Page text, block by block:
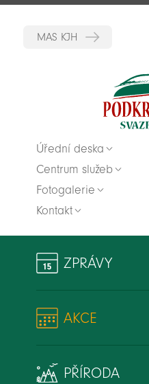
Úřední deska
Centrum služeb
Fotogalerie
Kontakt
ZPRÁVY
AKCE
PŘÍRODA